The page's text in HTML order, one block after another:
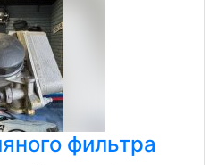
фильтра